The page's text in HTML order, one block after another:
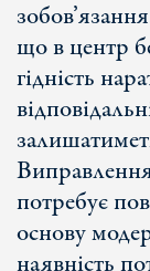
що в центр
гідність
потребує
основу